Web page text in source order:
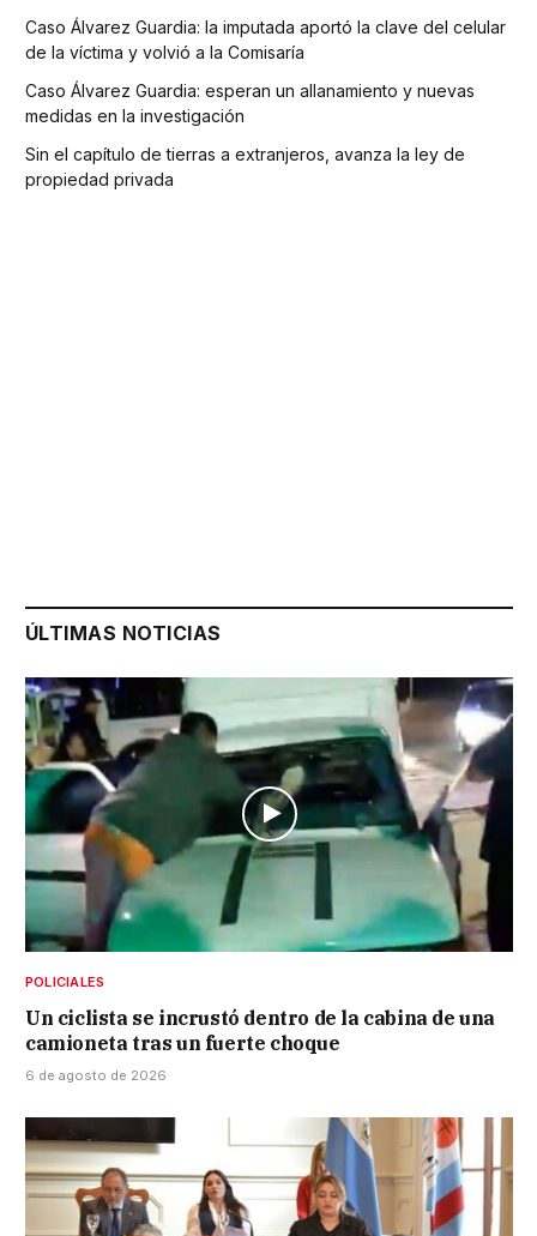
Caso Álvarez Guardia: la imputada aportó la clave del celular
de la víctima y volvió a la Comisaría
Caso Álvarez Guardia: esperan un allanamiento y nuevas
medidas en la investigación
Sin el capítulo de tierras a extranjeros, avanza la ley de
propiedad privada
ÚLTIMAS NOTICIAS
POLICIALES
Un ciclista se incrustó dentro de la cabina de una
camioneta tras un fuerte choque
6 de agosto de 2026